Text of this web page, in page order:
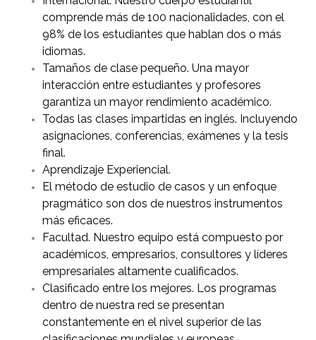
comprende más de 100 nacionalidades, con el
98% de los estudiantes que hablan dos o más
idiomas.
Tamaños de clase pequeño. Una mayor
interacción entre estudiantes y profesores
garantiza un mayor rendimiento académico.
Todas las clases impartidas en inglés. Incluyendo
asignaciones, conferencias, exámenes y la tesis
final.
Aprendizaje Experiencial.
El método de estudio de casos y un enfoque
pragmático son dos de nuestros instrumentos
más eficaces.
Facultad. Nuestro equipo está compuesto por
académicos, empresarios, consultores y líderes
empresariales altamente cualificados.
Clasificado entre los mejores. Los programas
dentro de nuestra red se presentan
constantemente en el nivel superior de las